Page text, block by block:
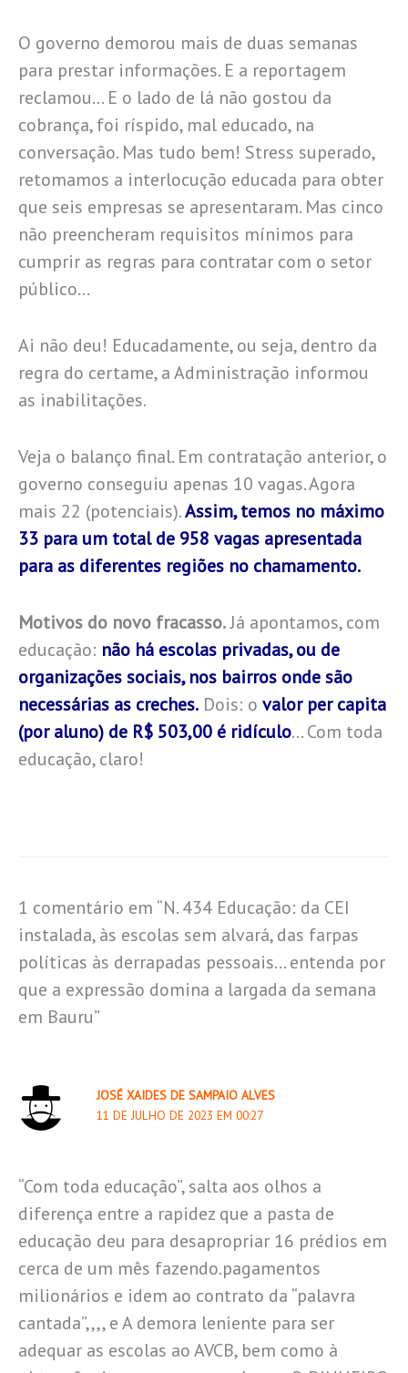
O governo demorou mais de duas semanas
para prestar informações. E a reportagem
reclamou… E o lado de lá não gostou da
cobrança, foi ríspido, mal educado, na
conversação. Mas tudo bem! Stress superado,
retomamos a interlocução educada para obter
que seis empresas se apresentaram. Mas cinco
não preencheram requisitos mínimos para
cumprir as regras para contratar com o setor
público…
Ai não deu! Educadamente, ou seja, dentro da
regra do certame, a Administração informou
as inabilitações.
Veja o balanço final. Em contratação anterior, o
governo conseguiu apenas 10 vagas. Agora
mais 22 (potenciais).Assim, temos no máximo
33 para um total de 958 vagas apresentada
para as diferentes regiões no chamamento.
Motivos do novo fracasso.Já apontamos, com
educação: não há escolas privadas, ou de
organizações sociais, nos bairros onde são
necessárias as creches. Dois: o valor per capita
(por aluno) de R$ 503,00 é ridículo… Com toda
educação, claro!
1 comentário em “N. 434 Educação: da CEI
instalada, às escolas sem alvará, das farpas
políticas às derrapadas pessoais… entenda por
que a expressão domina a largada da semana
em Bauru”
JOSÉ XAIDES DE SAMPAIO ALVES
11 DE JULHO DE 2023 EM 00:27
“Com toda educação”, salta aos olhos a
diferença entre a rapidez que a pasta de
educação deu para desapropriar 16 prédios em
cerca de um mês fazendo.pagamentos
milionários e idem ao contrato da “palavra
cantada”,,,, e A demora leniente para ser
adequar as escolas ao AVCB, bem como à